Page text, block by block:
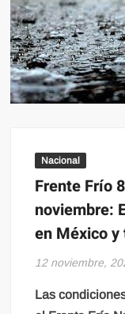
Nacional
Frente Frío
noviembre:
en México
12 noviembre,
Las